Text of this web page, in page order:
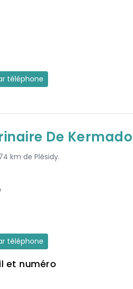
téléphone
De Kermado
km de Plésidy.
téléphone
et numéro